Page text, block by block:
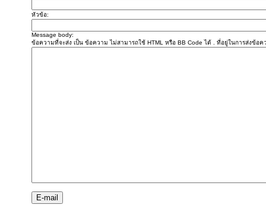
หัวข้อ:
Message body:
ข้อความที่จะส่ง เป็น ข้อความ ไม่สามารถใช้ HTML หรือ BB Code ได้ . ที่อยู่ในการส่งข้อ